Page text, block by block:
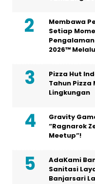
Membawa
Setiap
Pengalaman
2026™
Pizza Hut
Tahun Pizza
Lingkungan
Gravity
“Ragnarok
Meetup”!
AdaKami
Sanitasi
Banjarsari